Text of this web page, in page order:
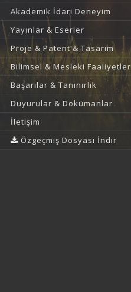
Akademik İdari Deneyim
Yayınlar & Eserler
Proje & Patent & Tasarım
Bilimsel & Mesleki Faaliyetler
Başarılar & Tanınırlık
Duyurular & Dokümanlar
İletişim
Özgeçmiş Dosyası İndir